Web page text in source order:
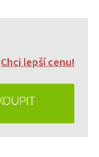
Chci lepší cenu!